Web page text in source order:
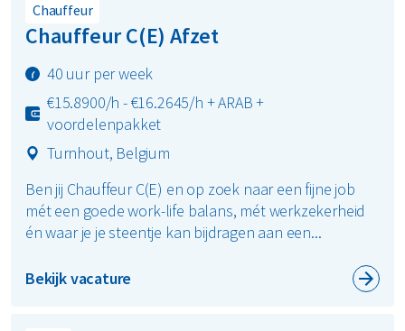
Chauffeur
Chauffeur C(E) Afzet
40 uur per week
€15.8900/h - €16.2645/h + ARAB +
voordelenpakket
Turnhout, Belgium
Ben jij Chauffeur C(E) en op zoek naar een fijne job
mét een goede work-life balans, mét werkzekerheid
én waar je je steentje kan bijdragen aan een...
Bekijk vacature